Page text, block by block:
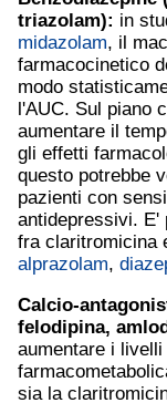
triazolam): in
midazolam, il
farmacocinetico
modo
l'AUC. Sul piano
aumentare il
gli effetti
questo potrebbe
pazienti con
antidepressivi. E'
fra claritromicina
alprazolam,
Calcio-
felodipina,
aumentare i
sia la